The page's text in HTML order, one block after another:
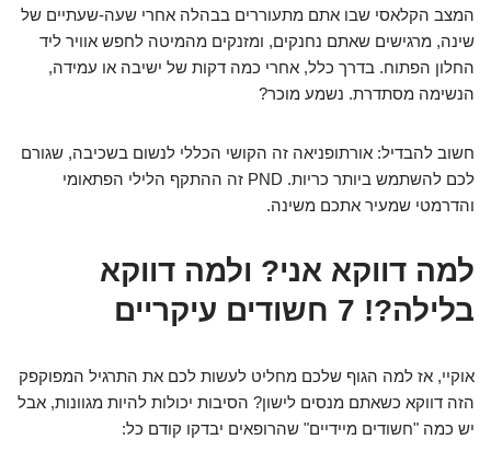
המצב הקלאסי שבו אתם מתעוררים בבהלה אחרי שעה-שעתיים של
שינה, מרגישים שאתם נחנקים, ומזנקים מהמיטה לחפש אוויר ליד
החלון הפתוח. בדרך כלל, אחרי כמה דקות של ישיבה או עמידה,
הנשימה מסתדרת. נשמע מוכר?
חשוב להבדיל: אורתופניאה זה הקושי הכללי לנשום בשכיבה, שגורם
לכם להשתמש ביותר כריות. PND זה ההתקף הלילי הפתאומי
והדרמטי שמעיר אתכם משינה.
למה דווקא אני? ולמה דווקא
בלילה?! 7 חשודים עיקריים
אוקיי, אז למה הגוף שלכם מחליט לעשות לכם את התרגיל המפוקפק
הזה דווקא כשאתם מנסים לישון? הסיבות יכולות להיות מגוונות, אבל
יש כמה "חשודים מיידיים" שהרופאים יבדקו קודם כל: